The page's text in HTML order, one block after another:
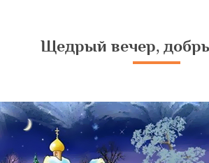
Щедрый вечер,